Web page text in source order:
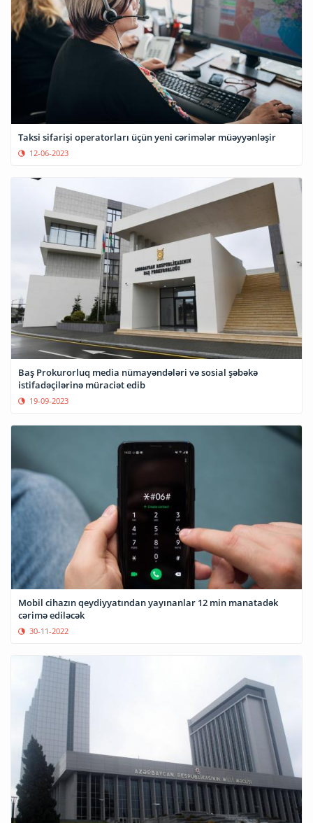
Taksi sifarişi operatorları üçün yeni cərimələr müəyyənləşir
12-06-2023
Baş Prokurorluq media nümayəndələri və sosial şəbəkə
istifadəçilərinə müraciət edib
19-09-2023
Mobil cihazın qeydiyyatından yayınanlar 12 min manatadək
cərimə ediləcək
30-11-2022